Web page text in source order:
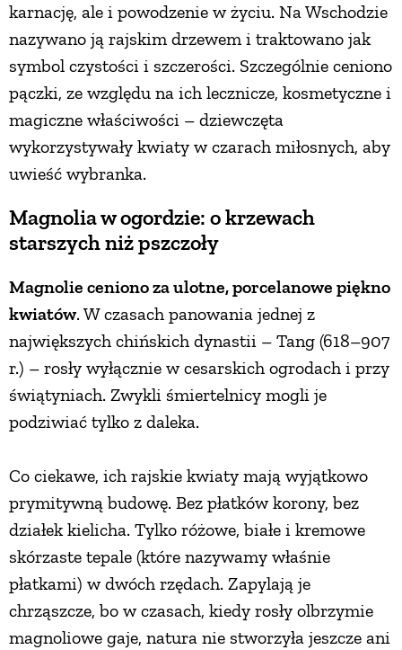
karnację, ale i powodzenie w życiu. Na Wschodzie
nazywano ją rajskim drzewem i traktowano jak
symbol czystości i szczerości. Szczególnie ceniono
pączki, ze względu na ich lecznicze, kosmetyczne i
magiczne właściwości – dziewczęta
wykorzystywały kwiaty w czarach miłosnych, aby
uwieść wybranka.
Magnolia w ogordzie: o krzewach
starszych niż pszczoły
Magnolie ceniono za ulotne, porcelanowe piękno
kwiatów. W czasach panowania jednej z
największych chińskich dynastii – Tang (618–907
r.) – rosły wyłącznie w cesarskich ogrodach i przy
świątyniach. Zwykli śmiertelnicy mogli je
podziwiać tylko z daleka.
Co ciekawe, ich rajskie kwiaty mają wyjątkowo
prymitywną budowę. Bez płatków korony, bez
działek kielicha. Tylko różowe, białe i kremowe
skórzaste tepale (które nazywamy właśnie
płatkami) w dwóch rzędach. Zapylają je
chrząszcze, bo w czasach, kiedy rosły olbrzymie
magnoliowe gaje, natura nie stworzyła jeszcze ani